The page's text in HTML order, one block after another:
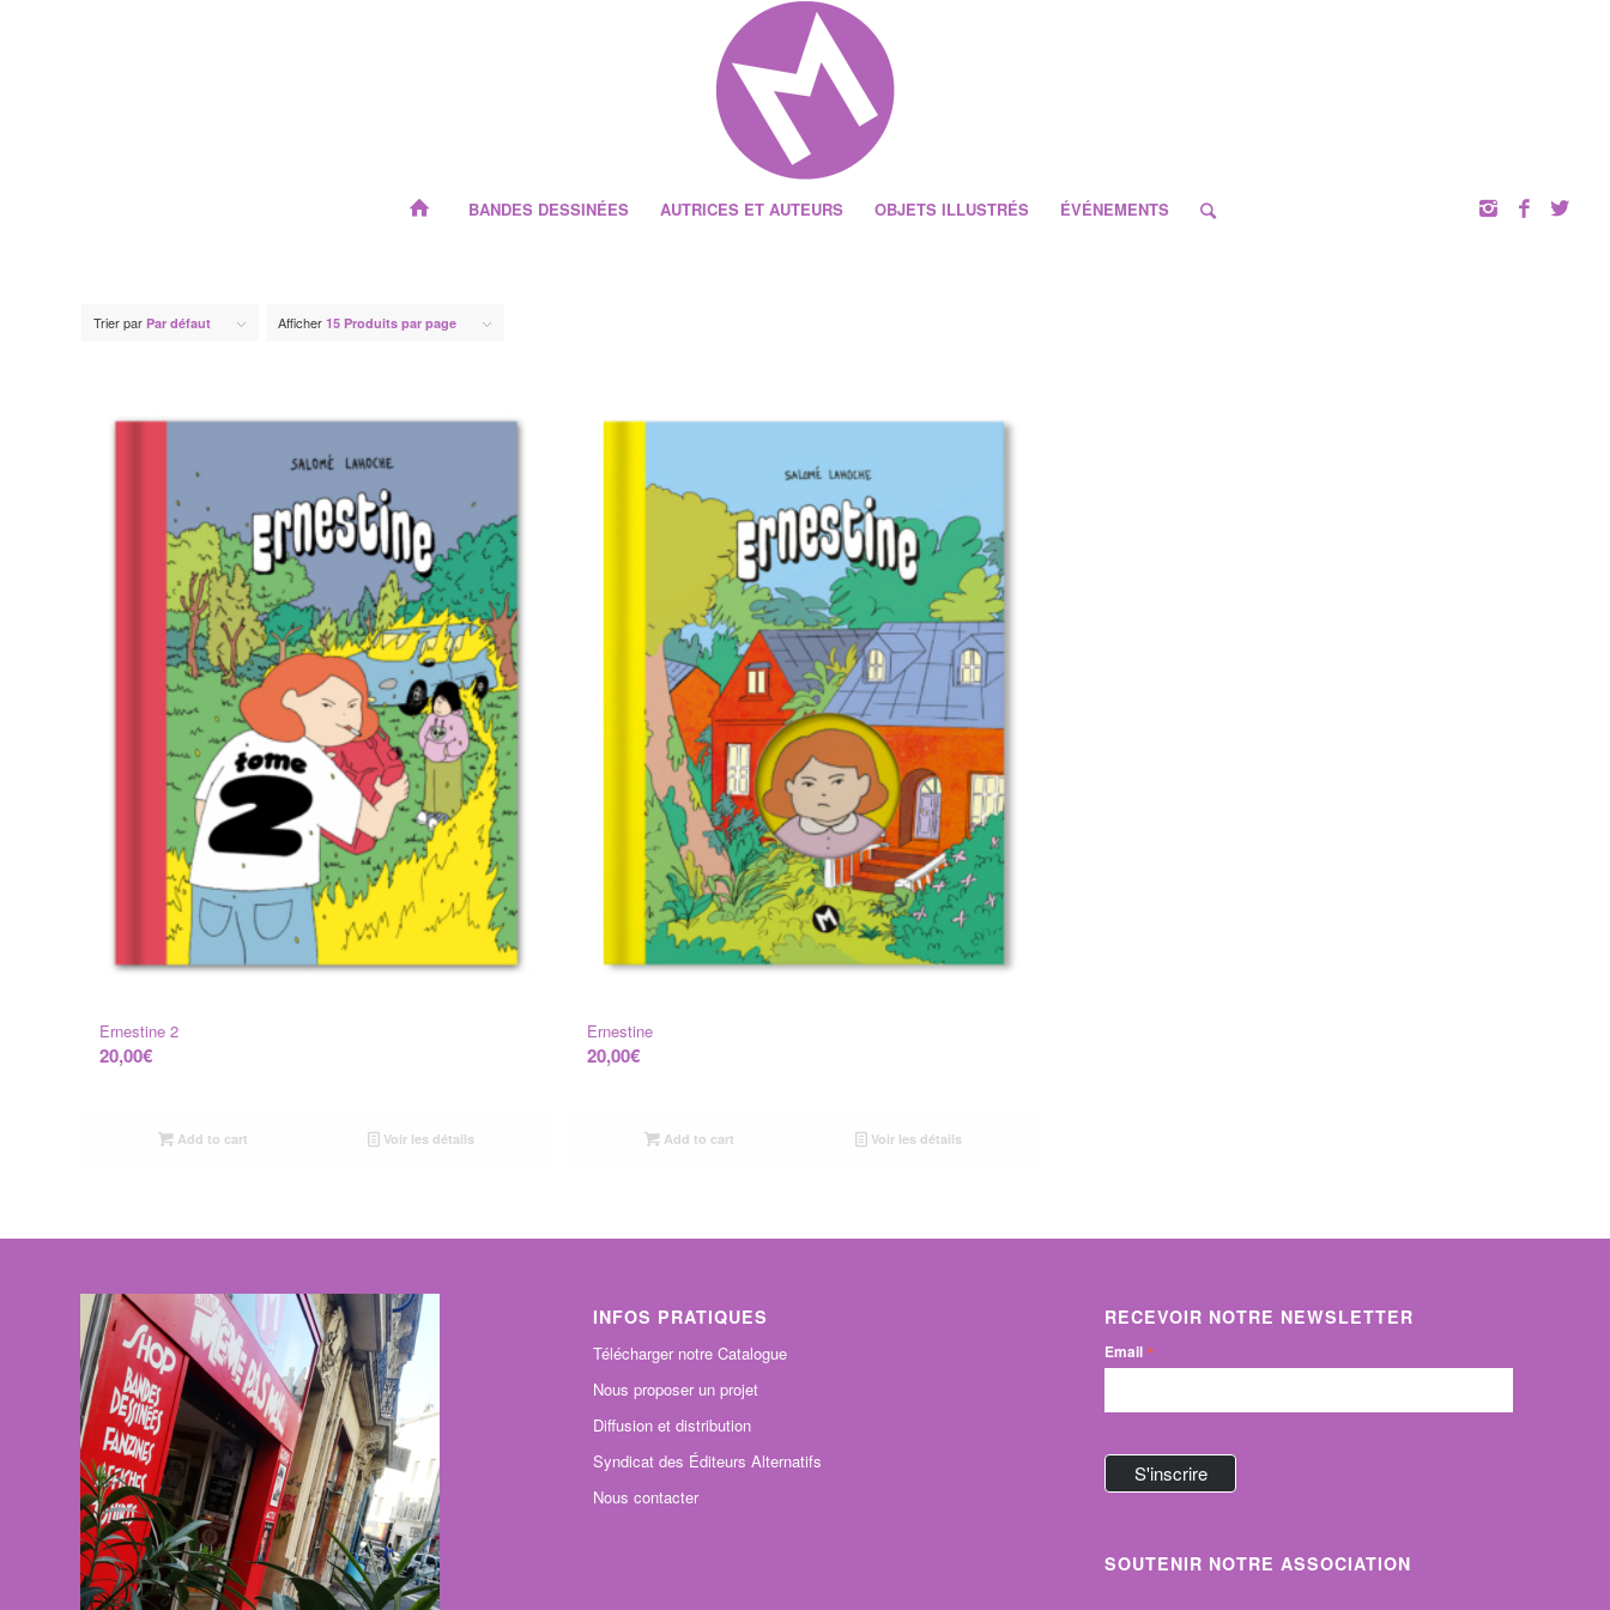
BANDES DESSINÉES AUTRICES ET AUTEURS OBJETS ILLUSTRÉS ÉVÉNEMENTS
Trier par Par défaut Afficher 15 Produits par page
Ernestine 2
20,00€
Add to cart Voir les détails
Ernestine
20,00€
Add to cart Voir les détails
INFOS PRATIQUES
Télécharger notre Catalogue
Nous proposer un projet
Diffusion et distribution
Syndicat des Éditeurs Alternatifs
Nous contacter
RECEVOIR NOTRE NEWSLETTER
Email *
SOUTENIR NOTRE ASSOCIATION